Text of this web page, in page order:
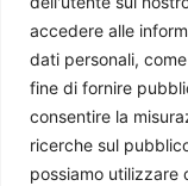
accedere alle
dati personali,
fine di fornire
consentire la
ricerche sul
possiamo utilizzare
guerra